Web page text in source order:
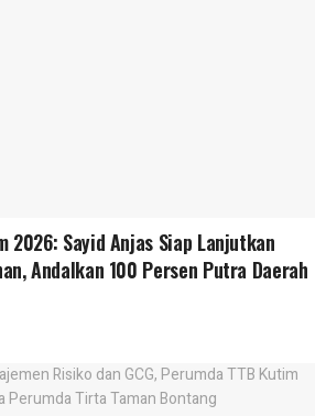
2026: Sayid Anjas Siap Lanjutkan
Andalkan 100 Persen Putra Daerah